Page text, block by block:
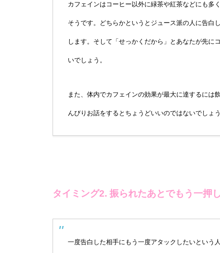
カフェインはコーヒー以外に緑茶や紅茶などにも多
そうです。どちらかというとジュース派の人に告白
します。そして「せっかくだから」とあなたが先に
いでしょう。
また、体内でカフェインの効果が最大に達するには
んびりお話をするとちょうどいいのではないでしょ
タイミング2. 振られたあとでもう一押
一度告白した相手にもう一度アタックしたいという